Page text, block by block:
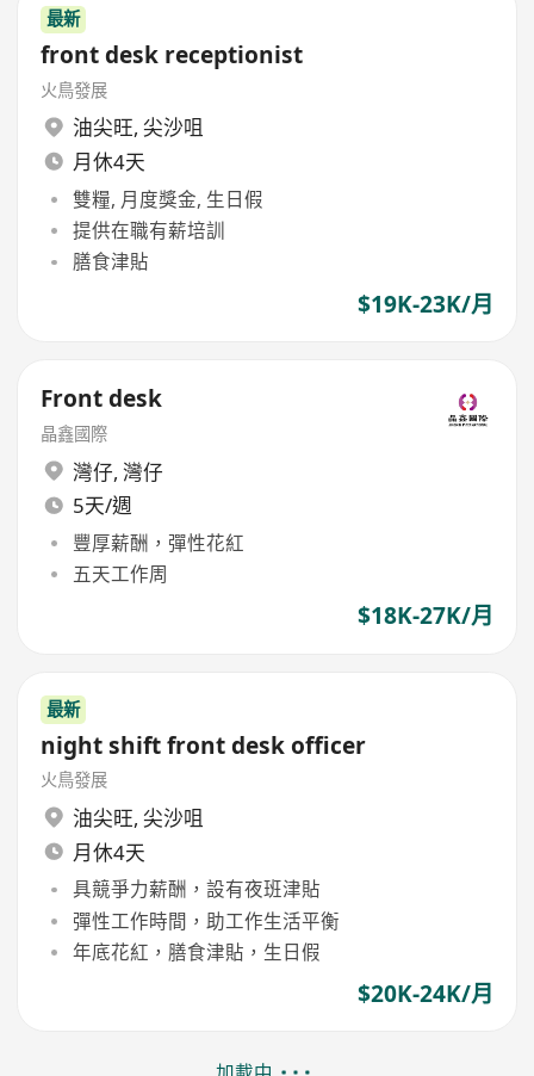
最新
front desk receptionist
火鳥發展
油尖旺, 尖沙咀
月休4天
雙糧, 月度獎金, 生日假
提供在職有薪培訓
膳食津貼
$19K-23K/月
Front desk
晶鑫國際
灣仔, 灣仔
5天/週
豐厚薪酬，彈性花紅
五天工作周
$18K-27K/月
最新
night shift front desk officer
火鳥發展
油尖旺, 尖沙咀
月休4天
具競爭力薪酬，設有夜班津貼
彈性工作時間，助工作生活平衡
年底花紅，膳食津貼，生日假
$20K-24K/月